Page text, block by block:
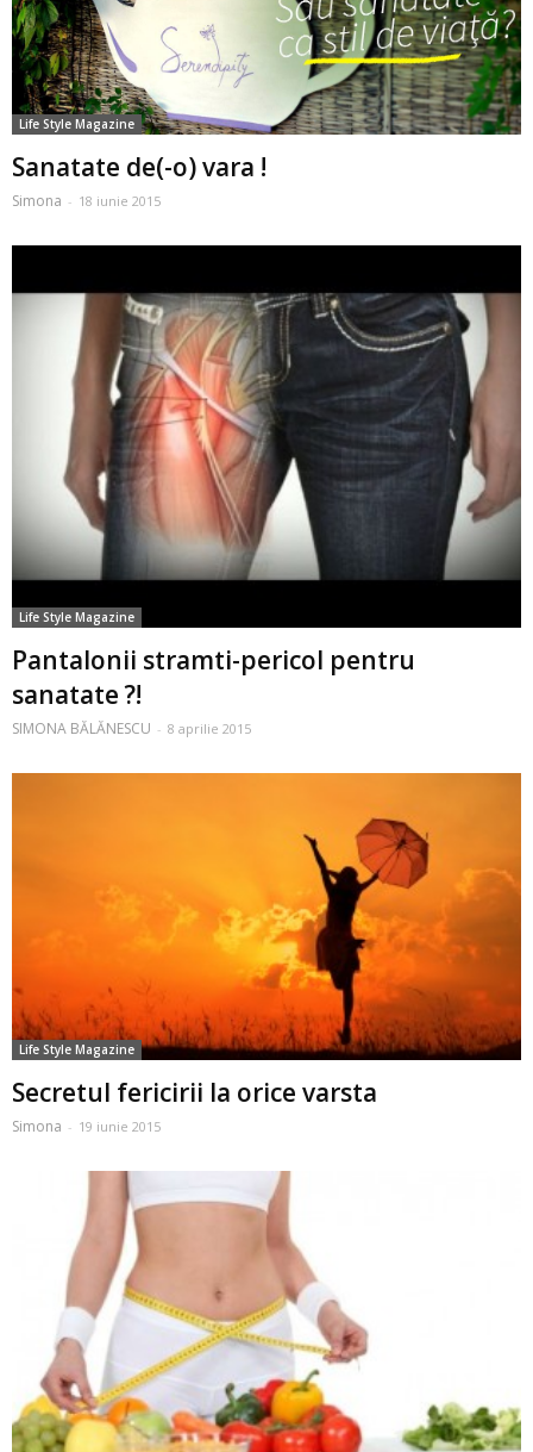
Life Style Magazine
Sanatate de(-o) vara !
Simona - 18 iunie 2015
Life Style Magazine
Pantalonii stramti-pericol pentru
sanatate ?!
SIMONA BĂLĂNESCU - 8 aprilie 2015
Life Style Magazine
Secretul fericirii la orice varsta
Simona - 19 iunie 2015